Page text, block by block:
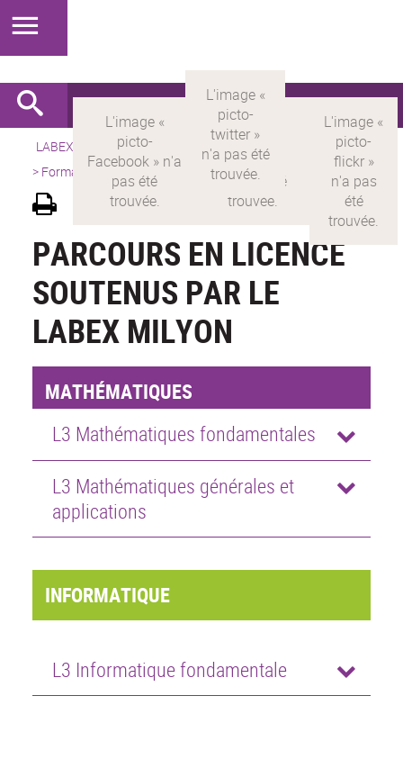
LABEX > LABEX MILYON Version française
Présentation
> Formations> Parcours en Licence
PARCOURS EN LICENCE
SOUTENUS PAR LE
LABEX MILYON
MATHÉMATIQUES
L3 Mathématiques fondamentales
L3 Mathématiques générales et
applications
INFORMATIQUE
L3 Informatique fondamentale